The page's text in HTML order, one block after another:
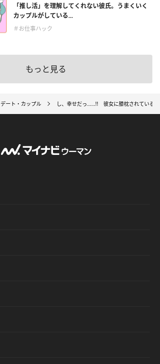
「推し活」を理解してくれない彼氏。うまくいく
カップルがしている...
＃お仕事ハック
もっと見る
デート・カップル し、幸せだっ……!! 彼女に膝枕されていると